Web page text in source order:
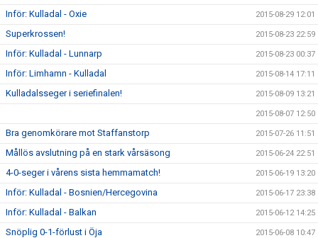
Inför: Kulladal - Oxie 2015-08-29 12:01
Superkrossen! 2015-08-23 22:59
Inför: Kulladal - Lunnarp 2015-08-23 00:37
Inför: Limhamn - Kulladal 2015-08-14 17:11
Kulladalsseger i seriefinalen! 2015-08-09 13:21
2015-08-07 12:50
Bra genomkörare mot Staffanstorp 2015-07-26 11:51
Mållös avslutning på en stark vårsäsong 2015-06-24 22:51
4-0-seger i vårens sista hemmamatch! 2015-06-19 13:20
Inför: Kulladal - Bosnien/Hercegovina 2015-06-17 23:38
Inför: Kulladal - Balkan 2015-06-12 14:25
Snöplig 0-1-förlust i Öja 2015-06-08 10:47